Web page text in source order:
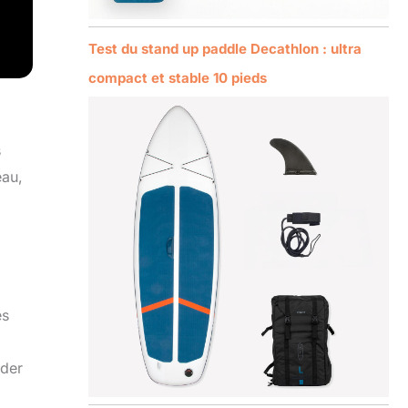
Test du stand up paddle Decathlon : ultra
compact et stable 10 pieds